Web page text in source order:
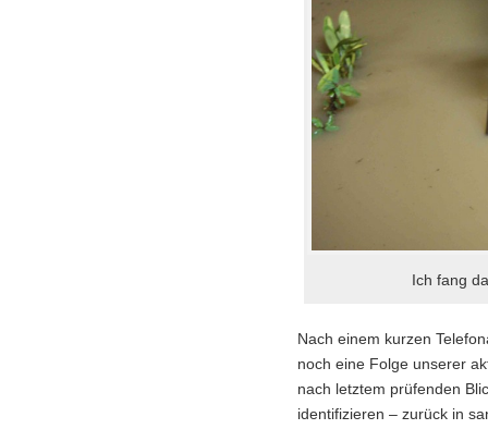
Ich fang
Nach einem kurzen
noch eine Folge unserer
nach letztem prüfenden
identifizieren – zurück in